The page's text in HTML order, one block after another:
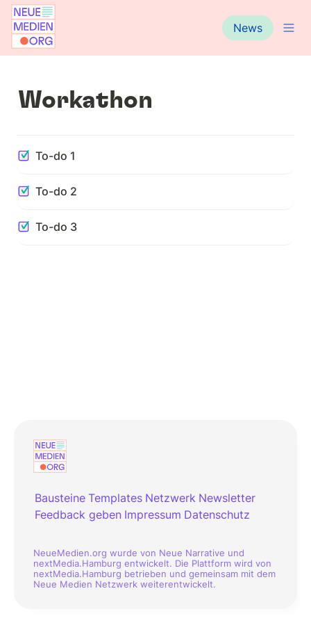
News
Workathon
To-do 1
To-do 2
To-do 3
Bausteine Templates Netzwerk Newsletter
Feedback geben Impressum Datenschutz
NeueMedien.org wurde von Neue Narrative und
nextMedia.Hamburg entwickelt. Die Plattform wird von
nextMedia.Hamburg betrieben und gemeinsam mit dem
Neue Medien Netzwerk weiterentwickelt.